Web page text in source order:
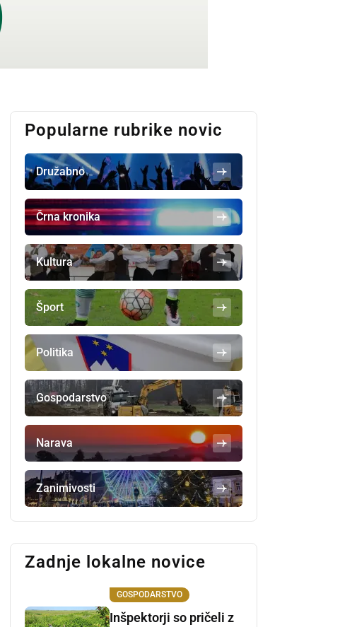
Popularne rubrike novic
Družabno
Črna kronika
Kultura
Šport
Politika
Gospodarstvo
Narava
Zanimivosti
Zadnje lokalne novice
GOSPODARSTVO
Inšpektorji so pričeli z